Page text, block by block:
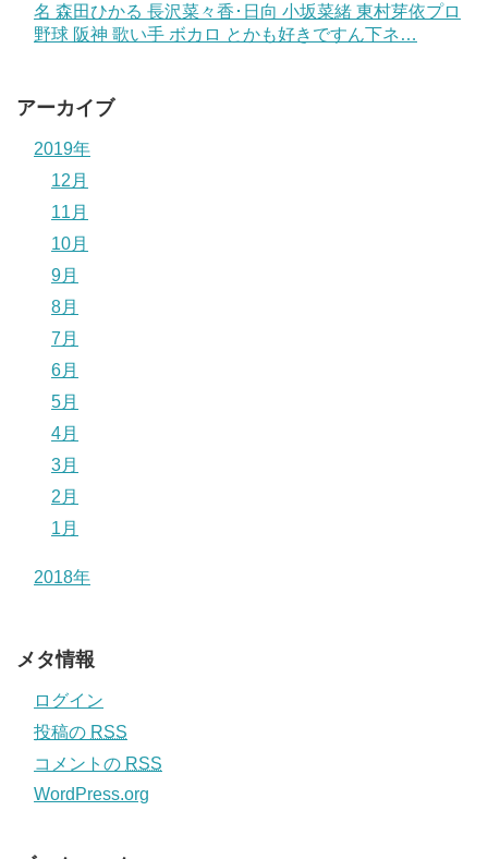
名 森田ひかる 長沢菜々香･日向 小坂菜緒 東村芽依プロ
野球 阪神 歌い手 ボカロ とかも好きですん下ネ…
アーカイブ
2019年
12月
11月
10月
9月
8月
7月
6月
5月
4月
3月
2月
1月
2018年
メタ情報
ログイン
投稿の RSS
コメントの RSS
WordPress.org